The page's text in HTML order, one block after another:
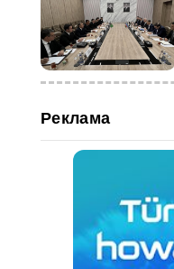
Реклама